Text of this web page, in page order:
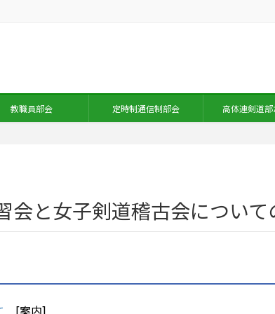
教職員部会 定時制通信制部会 高体連剣道部
会と女子剣道稽古会につい
[案内]